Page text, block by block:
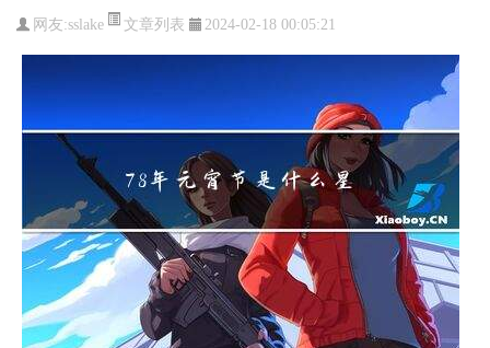
网友:sslake 文章列表 2024-02-18 00:05:21